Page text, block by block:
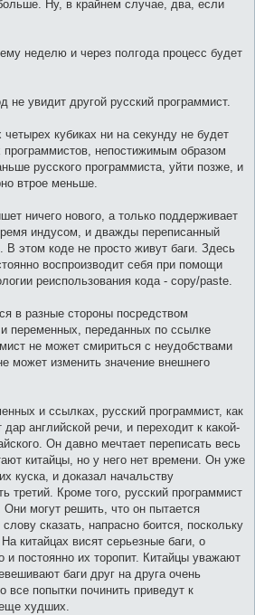
Ну, в крайнем случае, два, если
неделю и через полгода процесс будет
не увидит другой русский программист.
кубиках ни на секунду не будет
программистов, непостижимым образом
русского программиста, уйти позже, и
втрое меньше.
ничего нового, а только поддерживает
индусом, и дважды переписанный
этом коде не просто живут баги. Здесь
воспроизводит себя при помощи
реиспользования кода - copy/paste.
в разные стороны посредством
переменных, переданных по ссылке
не может смириться с неудобствами
может изменить значение внешнего
и ссылках, русский программист, как
английской речи, и переходит к какой-
Он давно мечтает переписать весь
китайцы, но у него нет времени. Он уже
куска, и доказал начальству
третий. Кроме того, русский программист
Они могут решить, что он пытается
сказать, напрасно боится, поскольку
китайцах висят серьезные баги, о
и постоянно их торопит. Китайцы уважают
баги друг на друга очень
все попытки починить приведут к
худших.